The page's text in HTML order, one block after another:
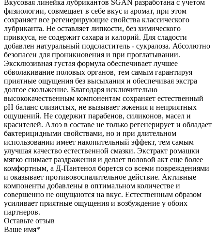
Вкусовая линейка лубрикантов SGAN разработана с учетом
физиологии, совмещает в себе вкус и аромат, при этом
сохраняет все регенерирующие свойства классического
лубриканта. Не оставляет липкости, без химического
привкуса, не содержит сахара и калорий. Для сладости
добавлен натуральный подсластитель - сукралоза. Абсолютно
безопасен для проникновения и при проглатывании.
Эксклюзивная густая формула обеспечивает лучшее
обволакивание половых органов, тем самым гарантируя
приятные ощущения без высыхания и обеспечивая экстра
долгое скольжение. Благодаря исключительно
высококачественным компонентам сохраняет естественный
pH баланс слизистых, не вызывает жжения и неприятных
ощущений. Не содержит парабенов, силиконов, масел и
красителей. Алоэ в составе не только регенерирует и обладает
бактерицидными свойствами, но и при длительном
использовании имеет накопительный эффект, тем самым
улучшая качество естественной смазки. Экстракт ромашки
мягко снимает раздражения и делает половой акт еще более
комфортным, а Д-Пантенол борется со всеми повреждениями
и оказывает противовоспалительное действие. Активные
компоненты добавлены в оптимальном количестве и
совершенно не ощущаются на вкус. Естественным образом
усиливает приятные ощущения и возбуждение у обоих
партнеров.
Оставьте отзыв
Ваше имя*